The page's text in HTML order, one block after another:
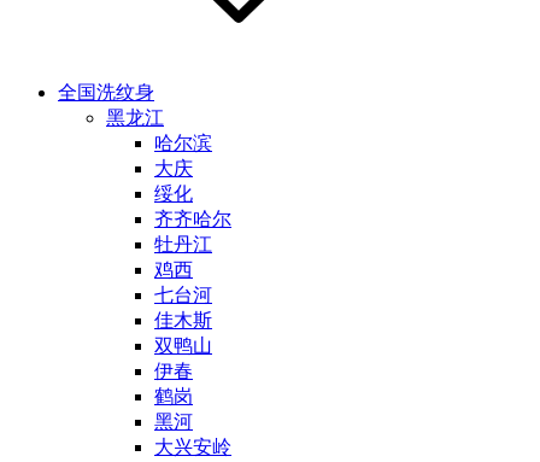
全国洗纹身
黑龙江
哈尔滨
大庆
绥化
齐齐哈尔
牡丹江
鸡西
七台河
佳木斯
双鸭山
伊春
鹤岗
黑河
大兴安岭